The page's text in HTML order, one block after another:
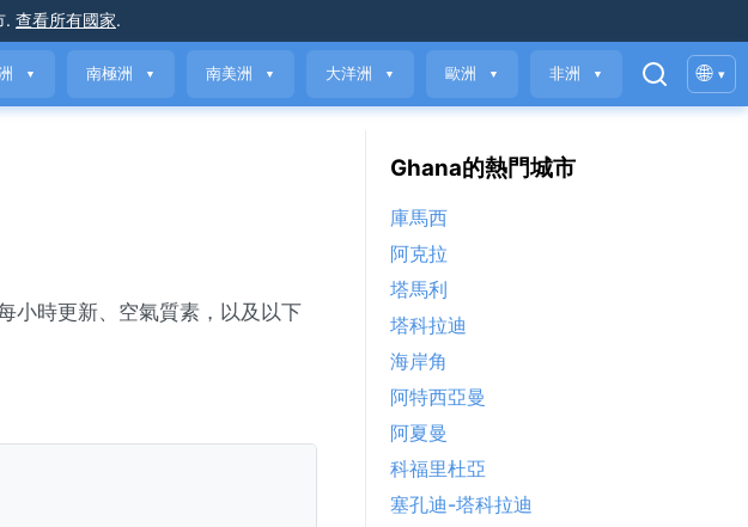
. 查看所有國家.
▼ 南極洲 ▼ 南美洲 ▼ 大洋洲 ▼ 歐洲 ▼ 非洲 ▼ 🌐 ▾
小時更新、空氣質素，以及以下
Ghana的熱門城市
庫馬西
阿克拉
塔馬利
塔科拉迪
海岸角
阿特西亞曼
阿夏曼
科福里杜亞
塞孔迪-塔科拉迪